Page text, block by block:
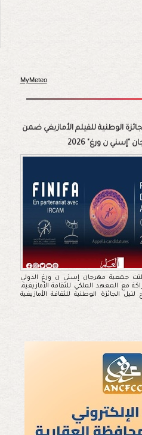
MyMeteo
الوطنية للفيلم الأمازيغي ضمن
"إسني ن ورغ" 2026
أعلنت جمعية مهرجان إسني ن ورغ الدولي
مع المعهد الملكي للثقافة الأمازيغية،
الجائزة الوطنية للثقافة الأمازيغية